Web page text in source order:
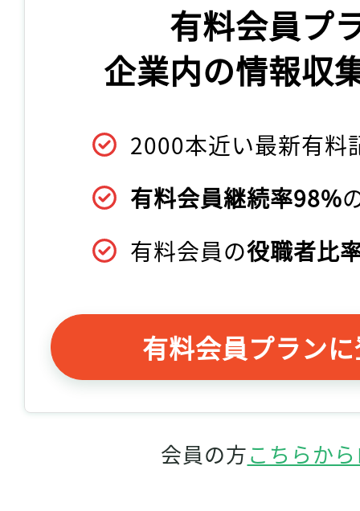
有料会員プ
企業内の情報収
2000本近い最新有料
有料会員継続率98%
有料会員の役職者比
有料会員プラン
会員の方こちらか